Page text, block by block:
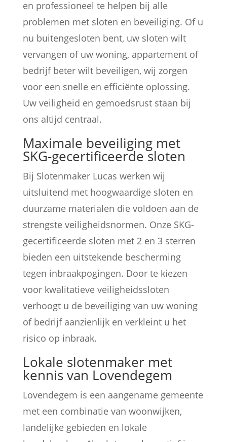
en professioneel te helpen bij alle
problemen met sloten en beveiliging. Of u
nu buitengesloten bent, uw sloten wilt
vervangen of uw woning, appartement of
bedrijf beter wilt beveiligen, wij zorgen
voor een snelle en efficiënte oplossing.
Uw veiligheid en gemoedsrust staan bij
ons altijd centraal.
Maximale beveiliging met
SKG-gecertificeerde sloten
Bij Slotenmaker Lucas werken wij
uitsluitend met hoogwaardige sloten en
duurzame materialen die voldoen aan de
strengste veiligheidsnormen. Onze SKG-
gecertificeerde sloten met 2 en 3 sterren
bieden een uitstekende bescherming
tegen inbraakpogingen. Door te kiezen
voor kwalitatieve veiligheidssloten
verhoogt u de beveiliging van uw woning
of bedrijf aanzienlijk en verkleint u het
risico op inbraak.
Lokale slotenmaker met
kennis van Lovendegem
Lovendegem is een aangename gemeente
met een combinatie van woonwijken,
landelijke gebieden en lokale